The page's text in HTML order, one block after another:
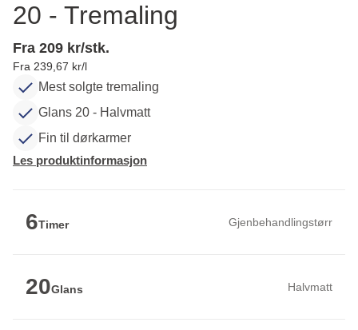
20 - Tremaling
Fra 209 kr/stk.
Fra 239,67 kr/l
Mest solgte tremaling
Glans 20 - Halvmatt
Fin til dørkarmer
Les produktinformasjon
6Timer Gjenbehandlingstørr
20Glans Halvmatt